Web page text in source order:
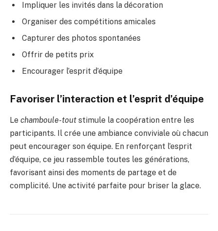
Impliquer les invités dans la décoration
Organiser des compétitions amicales
Capturer des photos spontanées
Offrir de petits prix
Encourager l’esprit d’équipe
Favoriser l’interaction et l’esprit d’équipe
Le chamboule-tout stimule la coopération entre les
participants. Il crée une ambiance conviviale où chacun
peut encourager son équipe. En renforçant l’esprit
d’équipe, ce jeu rassemble toutes les générations,
favorisant ainsi des moments de partage et de
complicité. Une activité parfaite pour briser la glace.